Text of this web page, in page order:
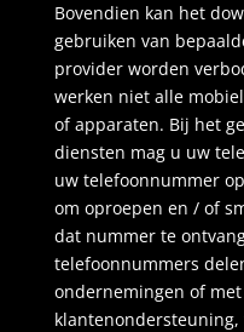
Bovendien kan het
gebruiken van
provider worden
werken niet alle
of apparaten. Bij het
diensten mag u uw
uw telefoonnummer
om oproepen en / of
dat nummer te
telefoonnummers
ondernemingen of